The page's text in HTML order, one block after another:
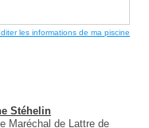
les informations de ma piscine
Stéhelin
Maréchal de Lattre de